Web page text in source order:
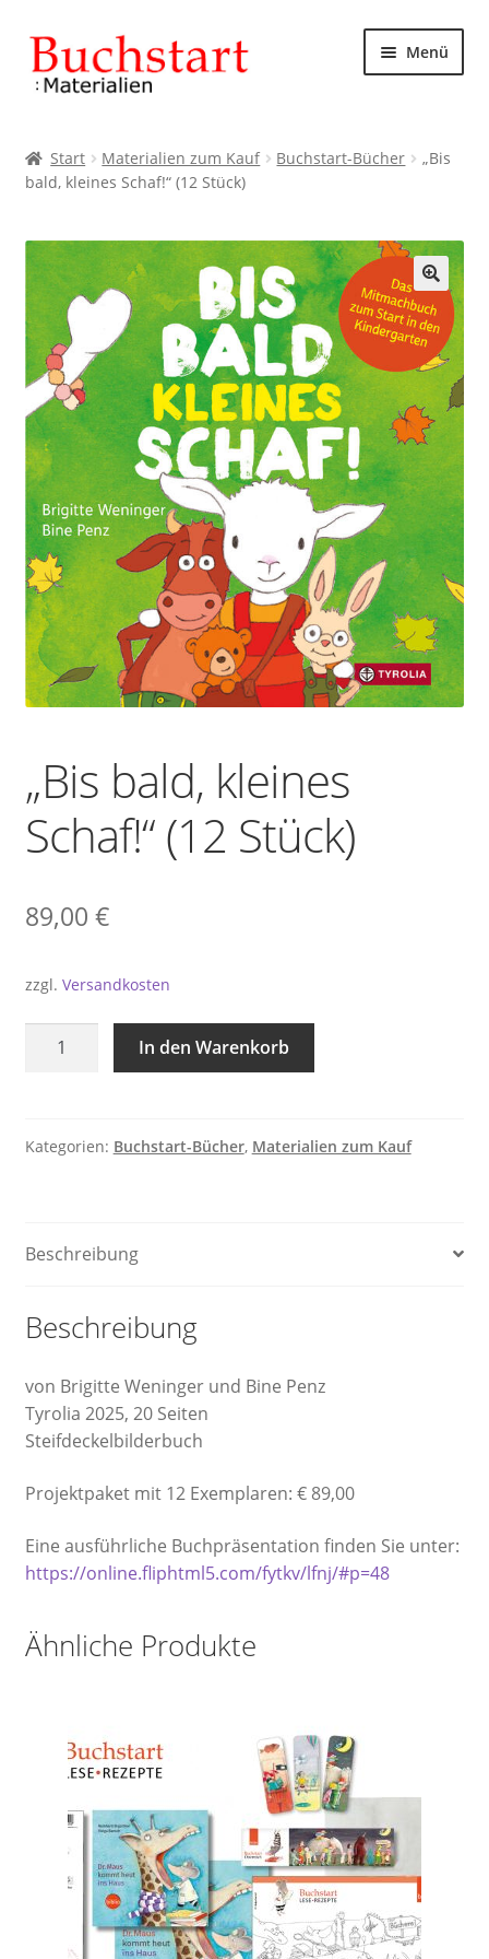
Zur
Navigation
springen
Zum
Inhalt
springen
Menü
AGB
Datenschutzbelehrung
Impressum
Kasse
Mein Konto
Rechtliches
Versandkosten
Warenkorb
Widerrufsbelehrung
Zahlungsarten
Start Materialien zum Kauf Buchstart-Bücher
„Bis
bald, kleines Schaf!“ (12 Stück)
🔍
„Bis bald, kleines
Schaf!“ (12 Stück)
89,00 €
zzgl. Versandkosten
(12
In den Warenkorb
Kategorien: Buchstart-Bücher, Materialien zum Kauf
Beschreibung
Beschreibung
von Brigitte Weninger und Bine Penz
Tyrolia 2025, 20 Seiten
Steifdeckelbilderbuch
Projektpaket mit 12 Exemplaren: € 89,00
Eine ausführliche Buchpräsentation finden Sie unter:
https://online.fliphtml5.com/fytkv/lfnj/#p=48
Ähnliche Produkte